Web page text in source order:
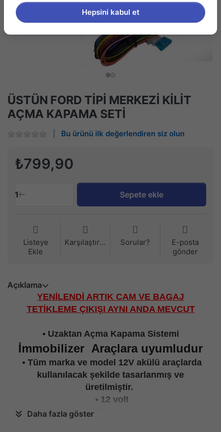
ÜSTÜN FORD TİPİ MERKEZİ KİLİT
AÇMA KAPAMA SETİ
Bu ürünü ilk değerlendiren siz olun
₺799,90
1 Sepete ekle
Listeye
Ekle
Karşılaştırma Sorular?
E-posta
gönder
Açıklama
YENİLENDİ ARTIK CAM VE BAGAJ
TETİKLEME ÇIKIŞI AYNI ANDA MEVCUT
• Uzaktan Açma Kapama Sistemi
İmmobilizer Araçlara uyumludur
• Tüm marka ve model 12V akülü araçlarda
kullanılacak şekilde tasarlanmış ve
üretilmiştir.
• 12 volt
• Aracınızda kapı kilitlerinden komuta edilen
Daha fazla göster
Hepsini kabul et